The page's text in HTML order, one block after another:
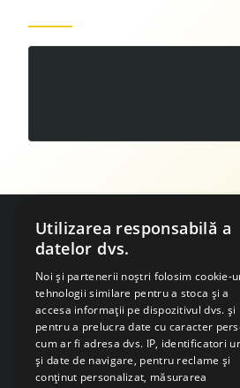
Despre Noi
Mobil: 0371 238 338
Utilizarea responsabilă a
datelor dvs.
Noi și partenerii noștri folosim cookie-
tehnologii similare pentru a stoca și a
accesa informații pe dispozitivul dvs. și
pentru a prelucra date cu caracter
cum ar fi adresa dvs. IP, identificatori
și date de navigare, pentru reclame și
conținut personalizat, măsurarea